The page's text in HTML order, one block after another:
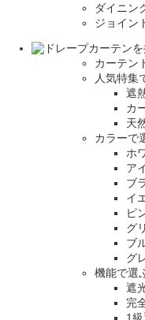
ダイニン
ジョイン
カーテン
人気特集
遮
カ
天
カラーで
ホ
ア
ブ
イ
ピ
グ
ブ
グ
機能で選
遮
完
1